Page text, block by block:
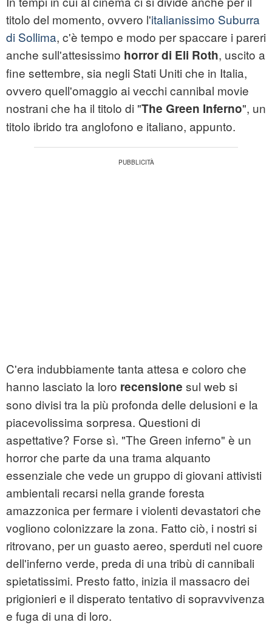
titolo del momento, ovvero l'italianissimo Suburra
di Sollima, c'è tempo e modo per spaccare i pareri
anche sull'attesissimo horror di Eli Roth, uscito a
fine settembre, sia negli Stati Uniti che in Italia,
ovvero quell'omaggio ai vecchi cannibal movie
nostrani che ha il titolo di "The Green Inferno", un
titolo ibrido tra anglofono e italiano, appunto.
C'era indubbiamente tanta attesa e coloro che
hanno lasciato la loro recensione sul web si
sono divisi tra la più profonda delle delusioni e la
piacevolissima sorpresa. Questioni di
aspettative? Forse sì. "The Green inferno" è un
horror che parte da una trama alquanto
essenziale che vede un gruppo di giovani attivisti
ambientali recarsi nella grande foresta
amazzonica per fermare i violenti devastatori che
vogliono colonizzare la zona. Fatto ciò, i nostri si
ritrovano, per un guasto aereo, sperduti nel cuore
dell'inferno verde, preda di una tribù di cannibali
spietatissimi. Presto fatto, inizia il massacro dei
prigionieri e il disperato tentativo di sopravvivenza
e fuga di una di loro.